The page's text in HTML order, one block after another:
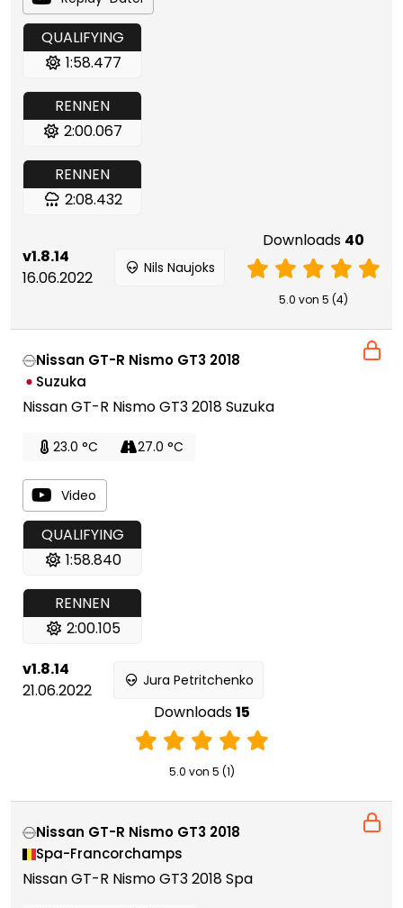
QUALIFYING
1:58.477
RENNEN
2:00.067
RENNEN
2:08.432
v1.8.14
16.06.2022
Nils Naujoks
Downloads 40
5.0 von 5 (4)
Nissan GT-R Nismo GT3 2018
Suzuka
Nissan GT-R Nismo GT3 2018 Suzuka
23.0 °C 27.0 °C
Video
QUALIFYING
1:58.840
RENNEN
2:00.105
v1.8.14
21.06.2022
Jura Petritchenko
Downloads15
5.0 von 5 (1)
Nissan GT-R Nismo GT3 2018
Spa-Francorchamps
Nissan GT-R Nismo GT3 2018 Spa